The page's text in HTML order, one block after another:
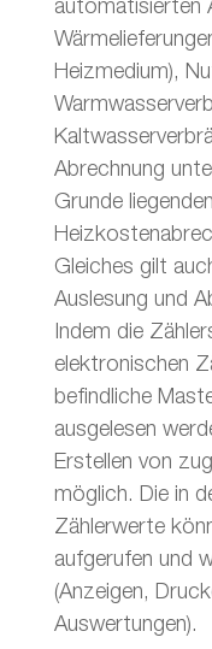
automatisierten
Heizmedium),
Abrechnung
Grunde
Gleiches gilt
Auslesung und
Indem die
elektronischen
befindliche
ausgelesen
Erstellen von
möglich. Die in
Zählerwerte
aufgerufen und
(Anzeigen,
Auswertungen).